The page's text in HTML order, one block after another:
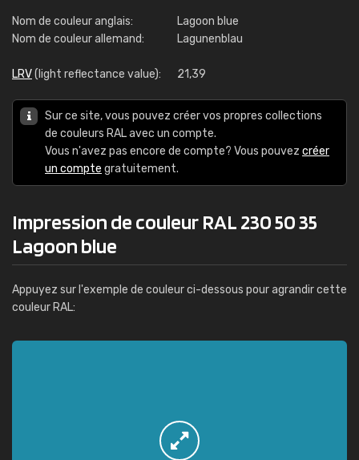
Nom de couleur anglais:
Lagoon blue
Nom de couleur allemand:
Lagunenblau
LRV(light reflectance value): 21,39
Sur ce site, vous pouvez créer vos propres collections
de couleurs RAL avec un compte.
Vous n'avez pas encore de compte? Vous pouvez créer
un compte gratuitement.
Impression de couleur RAL 230 50 35
Lagoon blue
Appuyez sur l'exemple de couleur ci-dessous pour agrandir cette
couleur RAL: